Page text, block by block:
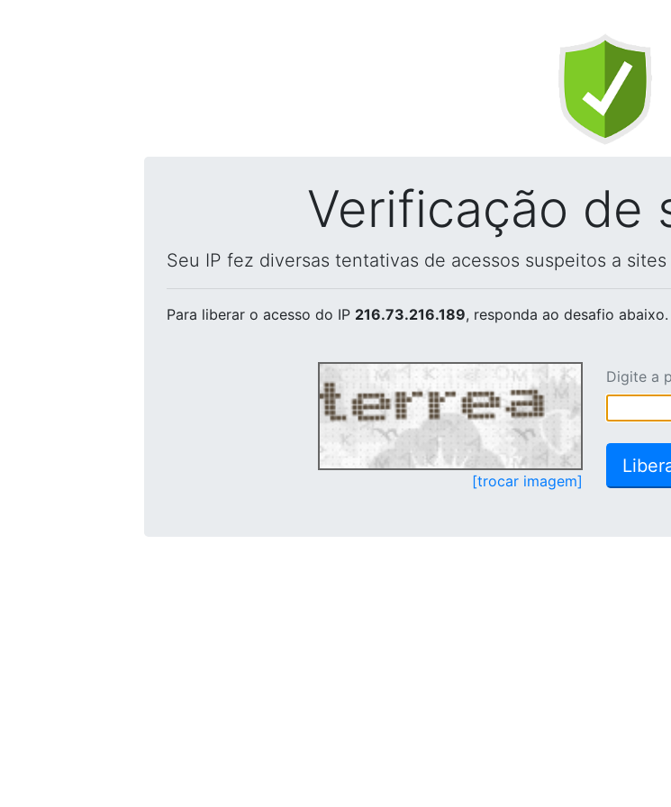
Verificação de
Seu IP fez diversas tentativas de acessos suspeitos a
Para liberar o acesso do IP 216.73.216.189, responda ao desafio abaixo.
[trocar imagem]
Digite a